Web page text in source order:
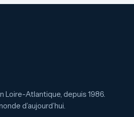
Loire-Atlantique, depuis 1986.
d’aujourd’hui.